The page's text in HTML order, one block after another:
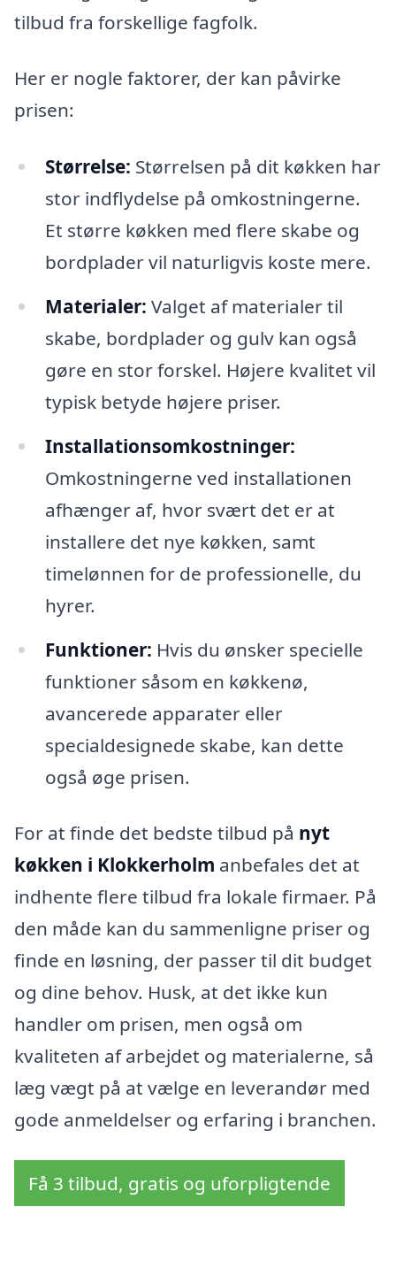
tilbud fra forskellige fagfolk.
Her er nogle faktorer, der kan påvirke
prisen:
Størrelse: Størrelsen på dit køkken har
stor indflydelse på omkostningerne.
Et større køkken med flere skabe og
bordplader vil naturligvis koste mere.
Materialer: Valget af materialer til
skabe, bordplader og gulv kan også
gøre en stor forskel. Højere kvalitet vil
typisk betyde højere priser.
Installationsomkostninger:
Omkostningerne ved installationen
afhænger af, hvor svært det er at
installere det nye køkken, samt
timelønnen for de professionelle, du
hyrer.
Funktioner: Hvis du ønsker specielle
funktioner såsom en køkkenø,
avancerede apparater eller
specialdesignede skabe, kan dette
også øge prisen.
For at finde det bedste tilbud på nyt
køkken i Klokkerholm anbefales det at
indhente flere tilbud fra lokale firmaer. På
den måde kan du sammenligne priser og
finde en løsning, der passer til dit budget
og dine behov. Husk, at det ikke kun
handler om prisen, men også om
kvaliteten af arbejdet og materialerne, så
læg vægt på at vælge en leverandør med
gode anmeldelser og erfaring i branchen.
Få 3 tilbud, gratis og uforpligtende